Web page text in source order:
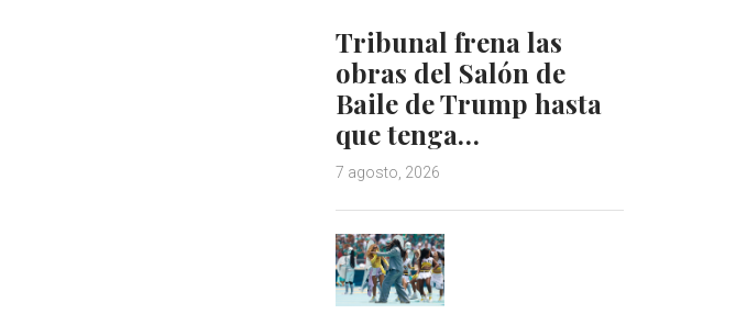
Tribunal frena las
obras del Salón de
Baile de Trump hasta
que tenga…
7 agosto, 2026